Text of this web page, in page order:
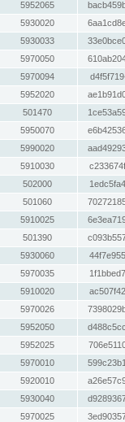
5952065
5930020
5930033
5970050
5970094
5952020
501470
5950070
5990020
5910030
502000
501060
5910025
501390
5930060
5970035
5910020
5970026
5952050
5952025
5970010
5920010
5930040
5970025